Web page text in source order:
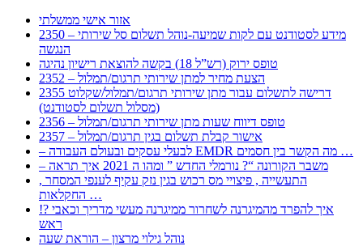
אזור אישי ממשלתי
2350 – מידע לסטודנט עם לקות שמיעה-נוהל תשלום סל שירותי
הנגשה
טופס ירוק (רש”ל 18) בקשה להוצאת רישיון נהיגה
2352 – הצעת מחיר למתן שירותי תרגום/תמלול
2355 דרישה לתשלום עבור מתן שירותי תרגום/תמלול/שקלוט
(מסלול תשלום לסטודנט)
2356 – טופס דיווח שעות מתן שירותי תרגום/תמלול
2357 – אישור קבלת תשלום בגין תרגום/תמלול
– לבעלי עסקים ובעולם העבודה EMDR מה הקשר בין חסמים …
– משבר הקורונה “? נורמלי החדש ” ומהו ה 2021 איך תראה
, התעשייה , פיצויי מס רכוש בגין נזק עקיף לענפי המסחר
החקלאות …
!? איך להפרד מהמיגרנה לשחרור ממיגרנה מעשי מדריך וכאבי
ראש
נוהל גילוי מרצון – הוראת שעה